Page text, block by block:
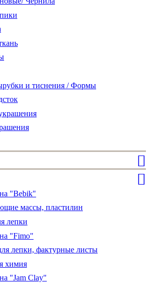
и тиснения / Формы
"Bebik"
массы, пластилин
лепки
"Fimo"
лепки, фактурные листы
химия
"Jam Clay"